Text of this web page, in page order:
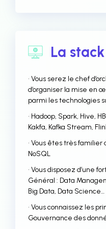
La stack
• Vous serez le chef
d’organiser la mise en
parmi les technologies
• Hadoop, Spark, Hive,
Kakfa, Kafka Stream,
• Vous êtes très
NoSQL
• Vous disposez d’une
Général : Data
Big Data, Data Science…
• Vous connaissez les
Gouvernance des